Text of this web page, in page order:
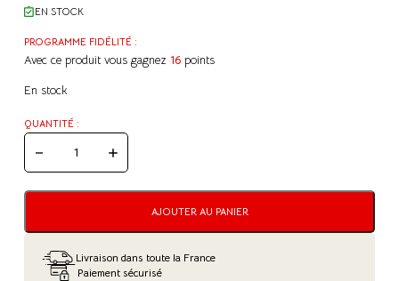
EN STOCK
PROGRAMME FIDÉLITÉ :
Avec ce produit vous gagnez 16 points
En stock
QUANTITÉ :
QUANTITÉ
DE
BRUT
CHÂTEAU
AJOUTER AU PANIER
Livraison dans toute la France
Paiement sécurisé